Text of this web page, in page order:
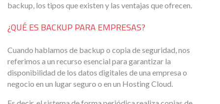
backup, los tipos que existen y las ventajas que ofrecen.
¿QUÉ ES BACKUP PARA EMPRESAS?
Cuando hablamos de backup o copia de seguridad, nos
referimos a un recurso esencial para garantizar la
disponibilidad de los datos digitales de una empresa o
negocio en un lugar seguro o en un Hosting Cloud.